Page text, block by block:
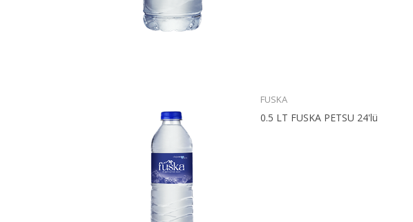
FUSKA
0.5 LT FUSKA PETSU 24'lü